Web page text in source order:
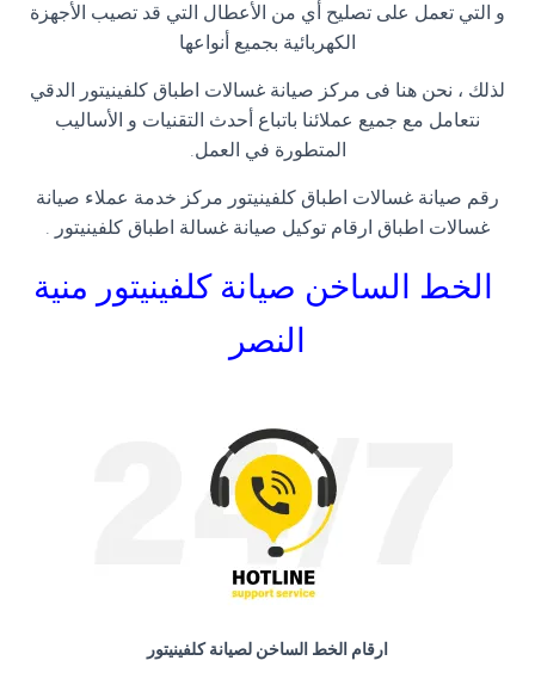
و التي تعمل على تصليح أي من الأعطال التي قد تصيب الأجهزة
الكهربائية بجميع أنواعها
لذلك ، نحن هنا فى مركز صيانة غسالات اطباق كلفينيتور الدقي
نتعامل مع جميع عملائنا باتباع أحدث التقنيات و الأساليب
المتطورة في العمل.
رقم صيانة غسالات اطباق كلفينيتور مركز خدمة عملاء صيانة
غسالات اطباق ارقام توكيل صيانة غسالة اطباق كلفينيتور .
الخط الساخن صيانة كلفينيتور منية
النصر
ارقام الخط الساخن لصيانة كلفينيتور